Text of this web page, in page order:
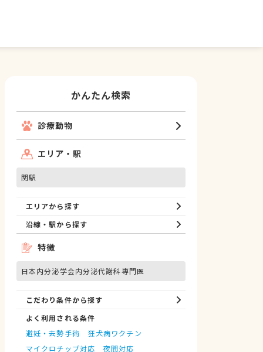
かんたん検索
診療動物
エリア・駅
関駅
エリアから探す
沿線・駅から探す
特徴
日本内分泌学会内分泌代謝科専門医
こだわり条件から探す
よく利用される条件
避妊・去勢手術
狂犬病ワクチン
マイクロチップ対応
夜間対応